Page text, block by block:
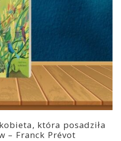
która posadziła
– Franck Prévot